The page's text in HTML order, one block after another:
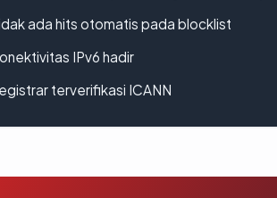
ada hits otomatis pada blocklist
IPv6 hadir
terverifikasi ICANN